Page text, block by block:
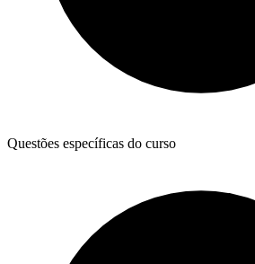
Questões específicas do curso